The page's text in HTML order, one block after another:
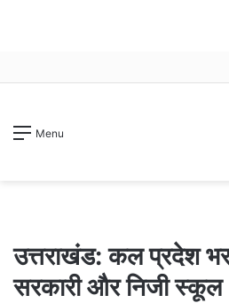
Menu
उत्तराखंड: कल प्रदेश
सरकारी और निजी स्कूल